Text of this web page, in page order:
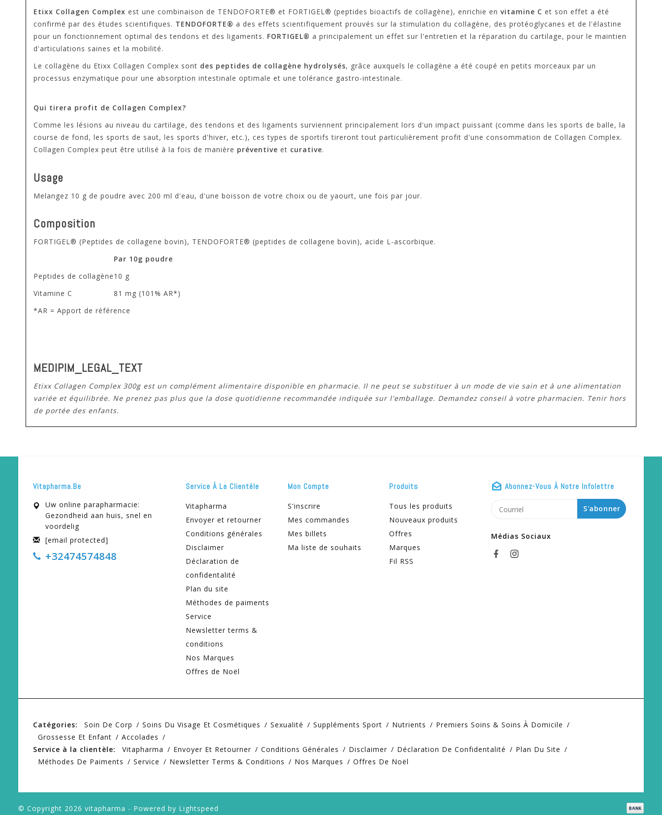
Etixx Collagen Complex est une combinaison de TENDOFORTE® et FORTIGEL® (peptides bioactifs de collagène), enrichie en vitamine C et son effet a été
confirmé par des études scientifiques. TENDOFORTE® a des effets scientifiquement prouvés sur la stimulation du collagène, des protéoglycanes et de l'élastine
pour un fonctionnement optimal des tendons et des ligaments. FORTIGEL® a principalement un effet sur l'entretien et la réparation du cartilage, pour le maintien
d'articulations saines et la mobilité.
Le collagène du Etixx Collagen Complex sont des peptides de collagène hydrolysés, grâce auxquels le collagène a été coupé en petits morceaux par un
processus enzymatique pour une absorption intestinale optimale et une tolérance gastro-intestinale.
Qui tirera profit de Collagen Complex?
Comme les lésions au niveau du cartilage, des tendons et des ligaments surviennent principalement lors d'un impact puissant (comme dans les sports de balle, la
course de fond, les sports de saut, les sports d'hiver, etc.), ces types de sportifs tireront tout particulièrement profit d'une consommation de Collagen Complex.
Collagen Complex peut être utilisé à la fois de manière préventive et curative.
Usage
Melangez 10 g de poudre avec 200 ml d'eau, d'une boisson de votre choix ou de yaourt, une fois par jour.
Composition
FORTIGEL® (Peptides de collagene bovin), TENDOFORTE® (peptides de collagene bovin), acide L-ascorbique.
Par 10g poudre
Peptides de collagène10 g
Vitamine C
81 mg (101% AR*)
*AR = Apport de référence
MEDIPIM_LEGAL_TEXT
Etixx Collagen Complex 300g est un complément alimentaire disponible en pharmacie. Il ne peut se substituer à un mode de vie sain et à une alimentation
variée et équilibrée. Ne prenez pas plus que la dose quotidienne recommandée indiquée sur l'emballage. Demandez conseil à votre pharmacien. Tenir hors
de portée des enfants.
Vitapharma.be
Uw online parapharmacie:
Gezondheid aan huis, snel en
voordelig
[email protected]
+32474574848
Service À La Clientèle
Vitapharma
Envoyer et retourner
Conditions générales
Disclaimer
Déclaration de
confidentalité
Plan du site
Méthodes de paiments
Service
Newsletter terms &
conditions
Nos Marques
Offres de Noël
Mon Compte
S'inscrire
Mes commandes
Mes billets
Ma liste de souhaits
Produits
Tous les produits
Nouveaux produits
Offres
Marques
Fil RSS
Abonnez-Vous À Notre Infolettre
S'abonner
Médias Sociaux
Catégories: Soin De Corp Soins Du Visage Et Cosmétiques Sexualité Suppléments Sport Nutrients
Premiers Soins & Soins À Domicile
Grossesse Et Enfant
Accolades
Service à la clientèle:
Vitapharma Envoyer Et Retourner Conditions Générales Disclaimer Déclaration De Confidentalité
Plan Du Site
Méthodes De Paiments
Service Newsletter Terms & Conditions Nos Marques Offres De Noël
© Copyright 2026 vitapharma - Powered by Lightspeed